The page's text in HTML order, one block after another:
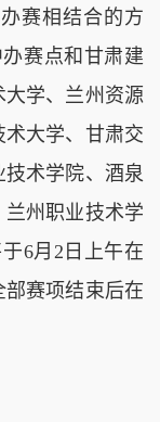
赛相结合的方
赛点和甘肃建
学、兰州资源
大学、甘肃交
术学院、酒泉
州职业技术学
6月2日上午在
赛项结束后在